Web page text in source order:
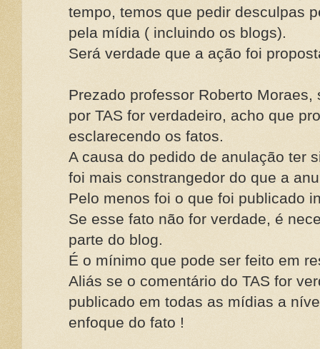
tempo, temos que pedir desculpas
pela mídia ( incluindo os blogs).
Será verdade que a ação foi
Prezado professor Roberto
por TAS for verdadeiro, acho que
esclarecendo os fatos.
A causa do pedido de anulação ter
foi mais constrangedor do que a
Pelo menos foi o que foi publicado
Se esse fato não for verdade, é
parte do blog.
É o mínimo que pode ser feito em
Aliás se o comentário do TAS for
publicado em todas as mídias a
enfoque do fato !